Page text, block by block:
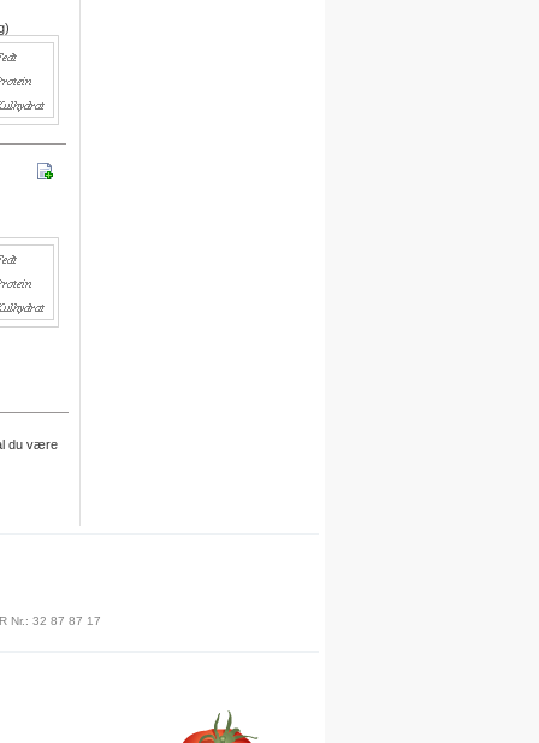
du være
billedet på siden for hver opskrift.
Nr.: 32 87 87 17